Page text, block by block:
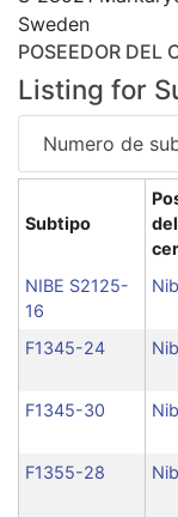
Sweden
POSEEDOR DEL
Listing for
Numero de
Subtipo
del
NIBE S2125-
16
F1345-24
F1345-30
F1355-28